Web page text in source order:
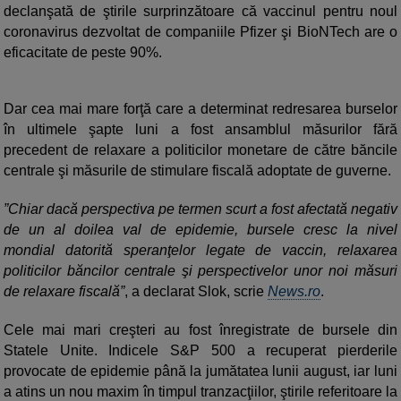
declanşată de ştirile surprinzătoare că vaccinul pentru noul
coronavirus dezvoltat de companiile Pfizer şi BioNTech are o
eficacitate de peste 90%.
Dar cea mai mare forţă care a determinat redresarea burselor
în ultimele şapte luni a fost ansamblul măsurilor fără
precedent de relaxare a politicilor monetare de către băncile
centrale şi măsurile de stimulare fiscală adoptate de guverne.
”Chiar dacă perspectiva pe termen scurt a fost afectată negativ
de un al doilea val de epidemie, bursele cresc la nivel
mondial datorită speranţelor legate de vaccin, relaxarea
politicilor băncilor centrale şi perspectivelor unor noi măsuri
de relaxare fiscală”, a declarat Slok, scrie News.ro.
Cele mai mari creşteri au fost înregistrate de bursele din
Statele Unite. Indicele S&P 500 a recuperat pierderile
provocate de epidemie până la jumătatea lunii august, iar luni
a atins un nou maxim în timpul tranzacţiilor, ştirile referitoare la